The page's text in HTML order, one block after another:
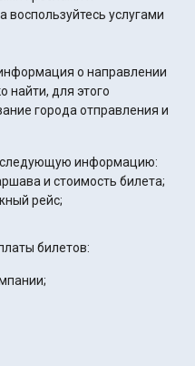
услугами
о направлении
найти, для этого
города отправления и
следующую информацию:
и стоимость билета;
рейс;
билетов: